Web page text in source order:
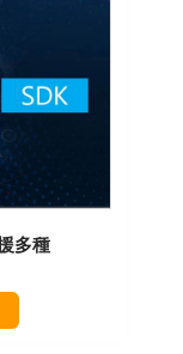
多種